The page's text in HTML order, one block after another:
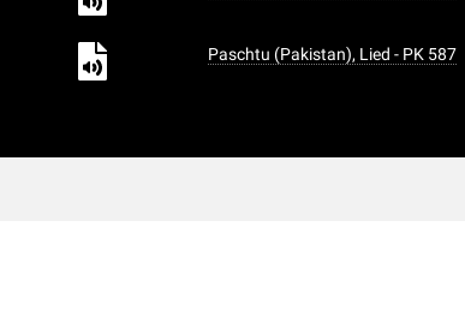
Paschtu (Pakistan), Lied - PK 587